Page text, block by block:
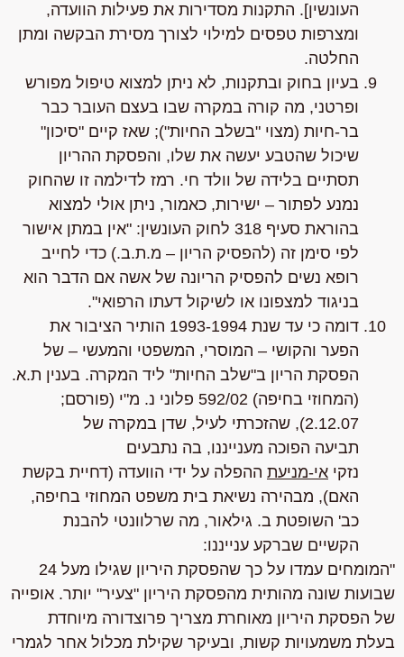
העונשין]. התקנות מסדירות את פעילות הוועדה,
ומצרפות טפסים למילוי לצורך מסירת הבקשה ומתן
החלטה.
בעיון בחוק ובתקנות, לא ניתןלמצוא טיפול מפורש
ופרטני, מה קורה במקרה שבו בעצם העובר כבר
בר-חיות (מצוי "בשלב החיות"); שאז קיים "סיכון"
שיכול שהטבע יעשה את שלו, והפסקת ההריון
תסתיים בלידה של וולד חי. רמז לדילמה זו שהחוק
נמנע לפתור – ישירות, כאמור, ניתן אולי למצוא
בהוראת סעיף 318 לחוק העונשין : "אין במתן אישור
לפי סימן זה (להפסיק הריון – מ.ת.ב.)כדי לחייב
רופא נשים להפסיק הריונה של אשה אם הדבר הוא
בניגוד למצפונו או לשיקול דעתו הרפואי".
דומה כי עד שנת 1993-1994
הותירהציבור את
הפער והקושי – המוסרי, המשפטי והמעשי – של
הפסקת הריון ב"שלב החיות" ליד המקרה. בענין ת.א.
(המחוזי בחיפה) 592/02
פלוני נ. מ"י(פורסם;
2.12.07), שהזכרתי לעיל, שדן במקרה של
תביעה הפוכה מענייננו,בה נתבעים
נזקי אי-מניעתההפלהעל ידי הוועדה (דחיית בקשת
האם), מבהירה נשיאת בית משפט המחוזי בחיפה,
כב' השופטת ב. גילאור, מה שרלוונטי להבנת
הקשיים שברקע ענייננו:
"המומחים עמדו על כך שהפסקת היריון שגילו מעל 24
שבועות שונה מהותית מהפסקת היריון "צעיר" יותר. אופייה
של הפסקת היריון מאוחרת מצריך פרוצדורה מיוחדת
בעלת משמעויות קשות, ובעיקר שקילת מכלול אחר לגמרי